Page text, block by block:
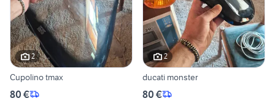
2
Cupolino tmax
80 €
2
ducati monster
80 €